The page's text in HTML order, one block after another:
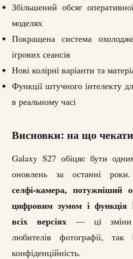
Збільшений обсяг
моделях
Покращена система
ігрових сеансів
Нові колірні варіанти та
Функції штучного інтелекту
в реальному часі
Висновки: на що
Galaxy S27 обіцяє бути
оновлень за останні роки.
селфі-камера, потужніший
цифровим зумом і
всіх версіях— ці зміни
любителів фотографії,
конфіденційність.